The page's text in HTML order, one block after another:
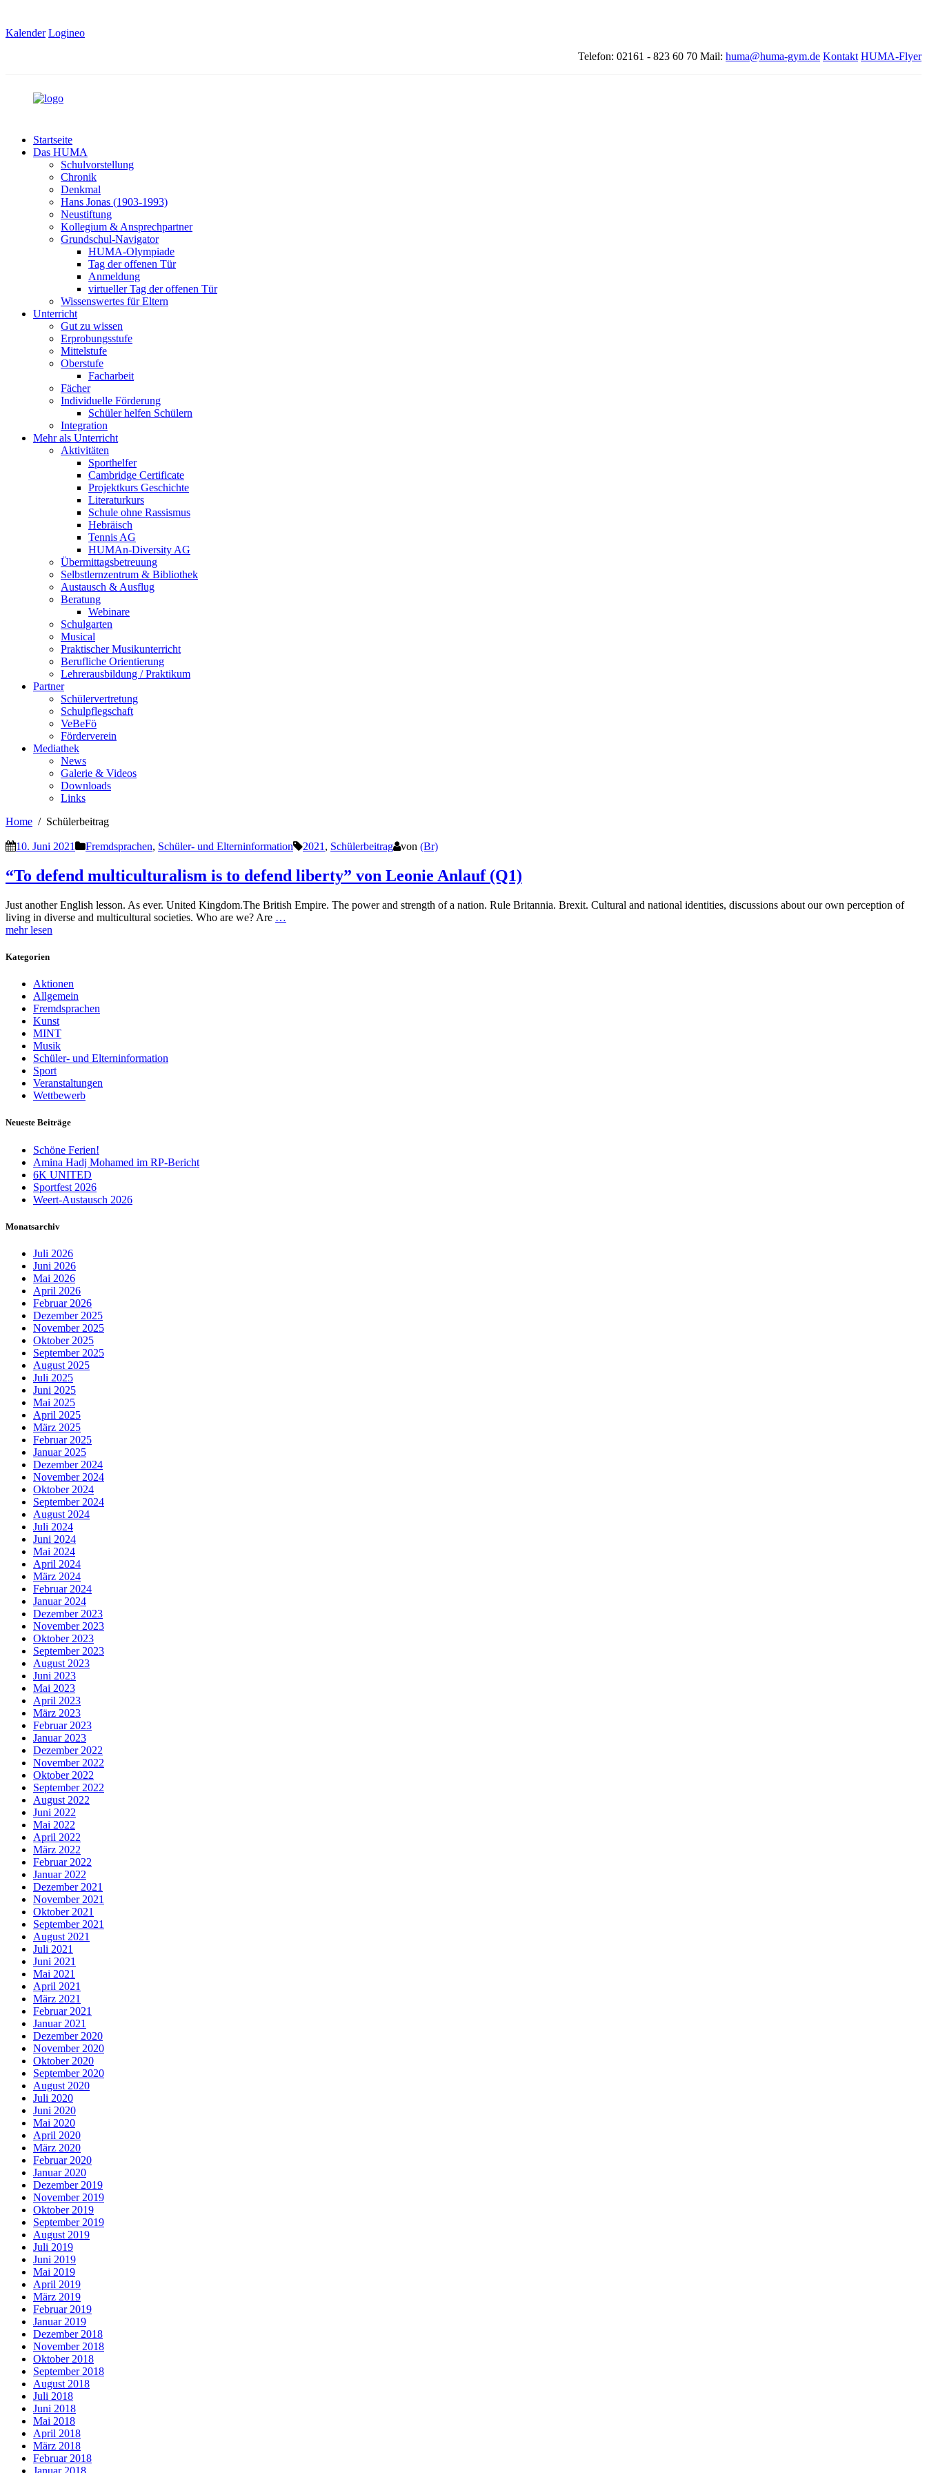
Kalender Logineo
Telefon: 02161 - 823 60 70 Mail: huma@huma-gym.de Kontakt HUMA-Flyer
Startseite
Das HUMA
Schulvorstellung
Chronik
Denkmal
Hans Jonas (1903-1993)
Neustiftung
Kollegium & Ansprechpartner
Grundschul-Navigator
HUMA-Olympiade
Tag der offenen Tür
Anmeldung
virtueller Tag der offenen Tür
Wissenswertes für Eltern
Unterricht
Gut zu wissen
Erprobungsstufe
Mittelstufe
Oberstufe
Facharbeit
Fächer
Individuelle Förderung
Schüler helfen Schülern
Integration
Mehr als Unterricht
Aktivitäten
Sporthelfer
Cambridge Certificate
Projektkurs Geschichte
Literaturkurs
Schule ohne Rassismus
Hebräisch
Tennis AG
HUMAn-Diversity AG
Übermittagsbetreuung
Selbstlernzentrum & Bibliothek
Austausch & Ausflug
Beratung
Webinare
Schulgarten
Musical
Praktischer Musikunterricht
Berufliche Orientierung
Lehrerausbildung / Praktikum
Partner
Schülervertretung
Schulpflegschaft
VeBeFö
Förderverein
Mediathek
News
Galerie & Videos
Downloads
Links
Home
Schülerbeitrag
10. Juni 2021 Fremdsprachen, Schüler- und Elterninformation 2021 , Schülerbeitrag von (Br)
“To defend multiculturalism is to defend liberty” von Leonie Anlauf (Q1)
Just another English lesson. As ever. United Kingdom.The British Empire. The power and strength of a nation. Rule Britannia. Brexit. Cultural and national identities, discussions about our own perception of
living in diverse and multicultural societies. Who are we? Are …
mehr lesen
Kategorien
Aktionen
Allgemein
Fremdsprachen
Kunst
MINT
Musik
Schüler- und Elterninformation
Sport
Veranstaltungen
Wettbewerb
Neueste Beiträge
Schöne Ferien!
Amina Hadj Mohamed im RP-Bericht
6K UNITED
Sportfest 2026
Weert-Austausch 2026
Monatsarchiv
Juli 2026
Juni 2026
Mai 2026
April 2026
Februar 2026
Dezember 2025
November 2025
Oktober 2025
September 2025
August 2025
Juli 2025
Juni 2025
Mai 2025
April 2025
März 2025
Februar 2025
Januar 2025
Dezember 2024
November 2024
Oktober 2024
September 2024
August 2024
Juli 2024
Juni 2024
Mai 2024
April 2024
März 2024
Februar 2024
Januar 2024
Dezember 2023
November 2023
Oktober 2023
September 2023
August 2023
Juni 2023
Mai 2023
April 2023
März 2023
Februar 2023
Januar 2023
Dezember 2022
November 2022
Oktober 2022
September 2022
August 2022
Juni 2022
Mai 2022
April 2022
März 2022
Februar 2022
Januar 2022
Dezember 2021
November 2021
Oktober 2021
September 2021
August 2021
Juli 2021
Juni 2021
Mai 2021
April 2021
März 2021
Februar 2021
Januar 2021
Dezember 2020
November 2020
Oktober 2020
September 2020
August 2020
Juli 2020
Juni 2020
Mai 2020
April 2020
März 2020
Februar 2020
Januar 2020
Dezember 2019
November 2019
Oktober 2019
September 2019
August 2019
Juli 2019
Juni 2019
Mai 2019
April 2019
März 2019
Februar 2019
Januar 2019
Dezember 2018
November 2018
Oktober 2018
September 2018
August 2018
Juli 2018
Juni 2018
Mai 2018
April 2018
März 2018
Februar 2018
Januar 2018